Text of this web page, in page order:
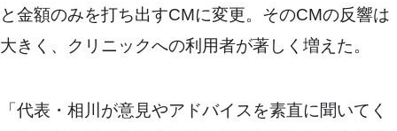
と金額のみを打ち出すCMに変更。そのCMの反響は
大きく、クリニックへの利用者が著しく増えた。
「代表・相川が意見やアドバイスを素直に聞いてく